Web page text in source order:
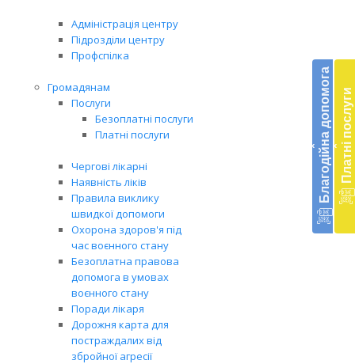
Адміністрація центру
Підрозділи центру
Профспілка
Громадянам
Послуги
Безоплатні послуги
Платні послуги
Чергові лікарні
Наявність ліків
Правила виклику
швидкої допомоги
Охорона здоров'я під
час воєнного стану
Безоплатна правова
допомога в умовах
воєнного стану
Поради лікаря
Дорожня карта для
постраждалих від
збройної агресії
‹ Благодійна допомога ‹ Платні послуги